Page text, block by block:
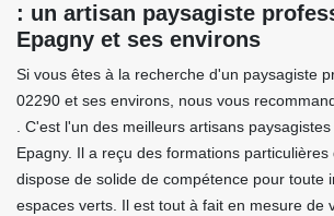
: un artisan paysagiste
Epagny et ses environs
Si vous êtes à la recherche d'un paysagiste
02290 et ses environs, nous vous
. C'est l'un des meilleurs artisans
Epagny. Il a reçu des formations
dispose de solide de compétence pour toute
espaces verts. Il est tout à fait en mesure de